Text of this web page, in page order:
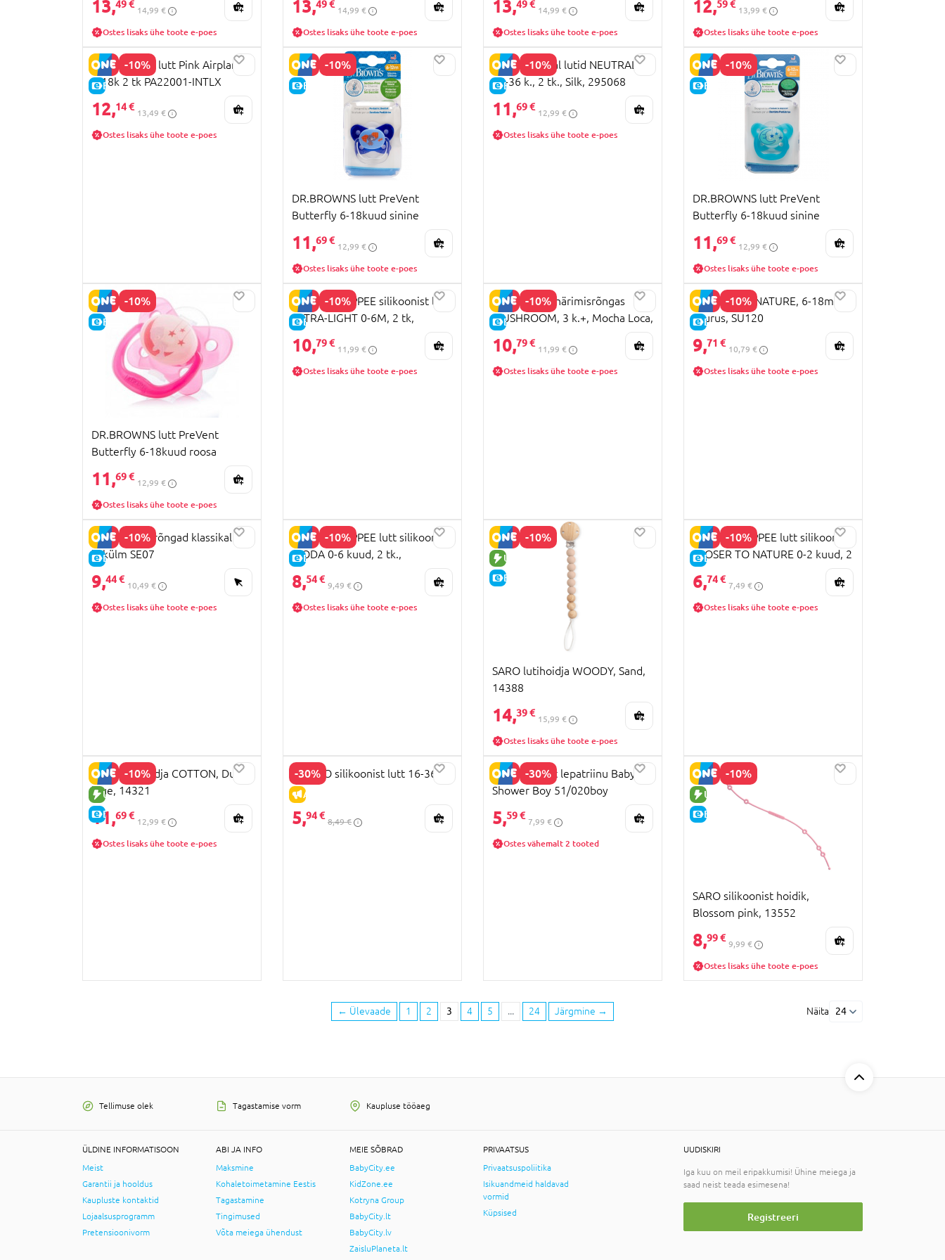
13,49 €
14,99 €
Ostes lisaks ühe toote e-poes
13,49 €
14,99 €
Ostes lisaks ühe toote e-poes
13,49 €
14,99 €
Ostes lisaks ühe toote e-poes
12,59 €
13,99 €
Ostes lisaks ühe toote e-poes
-10%
E-HIND
DR.BROWNS lutt Pink Airplanes
6-18k 2 tk PA22001-INTLX
12,14 €
13,49 €
Ostes lisaks ühe toote e-poes
-10%
E-HIND
DR.BROWNS lutt PreVent
Butterfly 6-18kuud sinine
11,69 €
12,99 €
Ostes lisaks ühe toote e-poes
-10%
E-HIND
MAM Original lutid NEUTRAL,
16-36 k., 2 tk., Silk, 295068
11,69 €
12,99 €
Ostes lisaks ühe toote e-poes
-10%
E-HIND
DR.BROWNS lutt PreVent
Butterfly 6-18kuud sinine
11,69 €
12,99 €
Ostes lisaks ühe toote e-poes
-10%
E-HIND
DR.BROWNS lutt PreVent
Butterfly 6-18kuud roosa
11,69 €
12,99 €
Ostes lisaks ühe toote e-poes
-10%
E-HIND
TOMMEE TIPPEE silikoonist lutt
ULTRA-LIGHT 0-6M, 2 tk,
433594
10,79 €
11,99 €
Ostes lisaks ühe toote e-poes
-10%
E-HIND
MOMBELLA närimisrõngas
MUSHROOM, 3 k.+, Mocha Loca,
00141
10,79 €
11,99 €
Ostes lisaks ühe toote e-poes
-10%
E-HIND
NUK lutt SIGNATURE, 6-18m., 2
suurus, SU120
9,71 €
10,79 €
Ostes lisaks ühe toote e-poes
-10%
E-HIND
NUK närimisrõngad klassikaline
ja külm SE07
9,44 €
10,49 €
Ostes lisaks ühe toote e-poes
-10%
E-HIND
TOMMEE TIPPEE lutt silikoon
MODA 0-6 kuud, 2 tk.,
43338499
8,54 €
9,49 €
Ostes lisaks ühe toote e-poes
-10%
UUS TOODE
E-HIND
SARO lutihoidja WOODY, Sand,
14388
14,39 €
15,99 €
Ostes lisaks ühe toote e-poes
-10%
E-HIND
TOMMEE TIPPEE lutt silikoon
CLOSER TO NATURE 0-2 kuud, 2
tk., 43358201
6,74 €
7,49 €
Ostes lisaks ühe toote e-poes
-10%
UUS TOODE
E-HIND
SARO lutihoidja COTTON, Dusty
blue, 14321
11,69 €
12,99 €
Ostes lisaks ühe toote e-poes
-30%
ALLAHINDLUS
CHICCO silikoonist lutt 16-36k
5,94 €
8,49 €
-30%
LOVI Lutikett lepatriinu Baby
Shower Boy 51/020boy
5,59 €
7,99 €
Ostes vähemalt 2 tooted
-10%
UUS TOODE
E-HIND
SARO silikoonist hoidik,
Blossom pink, 13552
8,99 €
9,99 €
Ostes lisaks ühe toote e-poes
← Ülevaade 1 2 3 4 5 ... 24 Järgmine → Näita 24
Tellimuse olek Tagastamise vorm Kaupluse tööaeg
ÜLDINE INFORMATISOON
Meist
Garantii ja hooldus
Kaupluste kontaktid
Lojaalsusprogramm
Pretensioonivorm
ABI JA INFO
Maksmine
Kohaletoimetamine Eestis
Tagastamine
Tingimused
Võta meiega ühendust
MEIE SÕBRAD
BabyCity.ee
KidZone.ee
Kotryna Group
BabyCity.lt
BabyCity.lv
ZaisluPlaneta.lt
PRIVAATSUS
Privaatsuspoliitika
Isikuandmeid haldavad
vormid
Küpsised
UUDISKIRI
Iga kuu on meil eripakkumisi! Ühine meiega ja
saad neist teada esimesena!
Registreeri